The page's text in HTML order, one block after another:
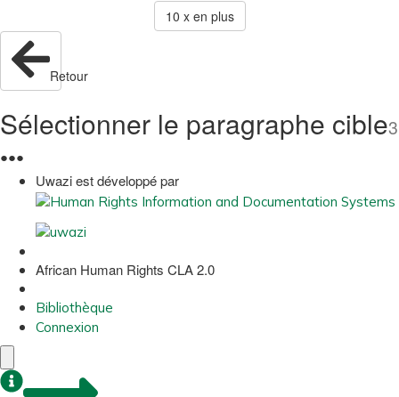
10 x en plus
Retour
Sélectionner le paragraphe cible3
●●●
Uwazi est développé par
African Human Rights CLA 2.0
Bibliothèque
Connexion